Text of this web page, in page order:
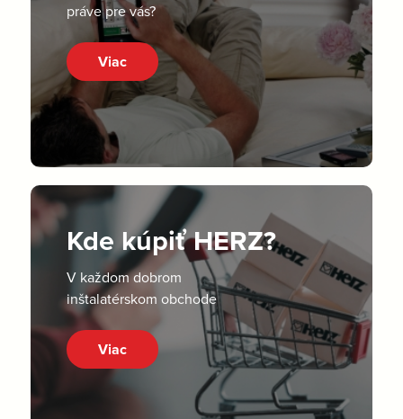
práve pre vás?
Viac
Kde kúpiť HERZ?
V každom dobrom
inštalatérskom obchode
Viac